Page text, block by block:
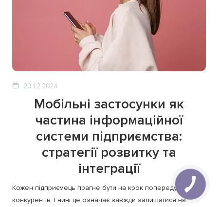
20.12.2024
Мобільні застосунки як
частина інформаційної
системи підприємства:
стратегії розвитку та
інтеграції
Кожен підприємець прагне бути на крок попереду своїх
конкурентів. І нині це означає завжди залишатися на